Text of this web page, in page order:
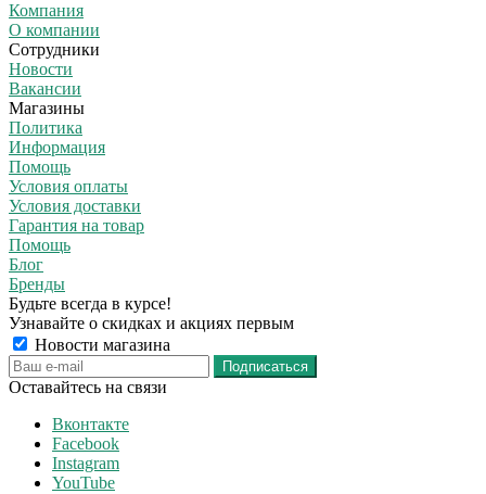
Компания
О компании
Сотрудники
Новости
Вакансии
Магазины
Политика
Информация
Помощь
Условия оплаты
Условия доставки
Гарантия на товар
Помощь
Блог
Бренды
Будьте всегда в курсе!
Узнавайте о скидках и акциях первым
Новости магазина
Оставайтесь на связи
Вконтакте
Facebook
Instagram
YouTube